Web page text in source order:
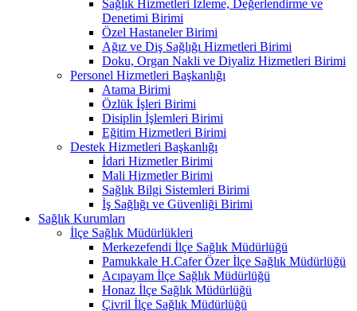
Sağlık Hizmetleri İzleme, Değerlendirme ve
Denetimi Birimi
Özel Hastaneler Birimi
Ağız ve Diş Sağlığı Hizmetleri Birimi
Doku, Organ Nakli ve Diyaliz Hizmetleri Birimi
Personel Hizmetleri Başkanlığı
Atama Birimi
Özlük İşleri Birimi
Disiplin İşlemleri Birimi
Eğitim Hizmetleri Birimi
Destek Hizmetleri Başkanlığı
İdari Hizmetler Birimi
Mali Hizmetler Birimi
Sağlık Bilgi Sistemleri Birimi
İş Sağlığı ve Güvenliği Birimi
Sağlık Kurumları
İlçe Sağlık Müdürlükleri
Merkezefendi İlçe Sağlık Müdürlüğü
Pamukkale H.Cafer Özer İlçe Sağlık Müdürlüğü
Acıpayam İlçe Sağlık Müdürlüğü
Honaz İlçe Sağlık Müdürlüğü
Çivril İlçe Sağlık Müdürlüğü